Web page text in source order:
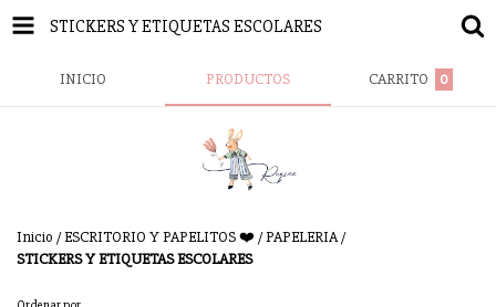
STICKERS Y ETIQUETAS ESCOLARES
INICIO PRODUCTOS CARRITO 0
Inicio /ESCRITORIO Y PAPELITOS ❤️ /PAPELERIA/
STICKERS Y ETIQUETAS ESCOLARES